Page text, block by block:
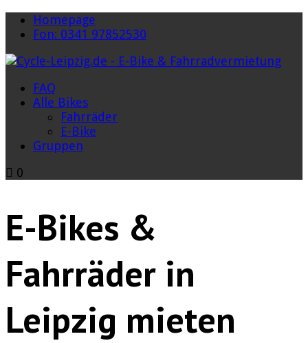
Homepage
Fon: 0341 97852530
FAQ
Alle Bikes
Fahrräder
E-Bike
Gruppen
0
E-Bikes &
Fahrräder in
Leipzig mieten